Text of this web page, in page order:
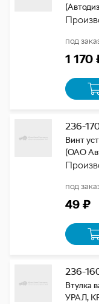
под
1 170
236-
Винт
(ОАО
под
49 ₽
236-
Втулка
УРАЛ,